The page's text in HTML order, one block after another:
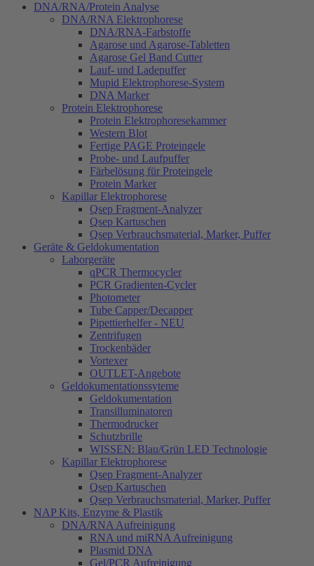
DNA/RNA/Protein Analyse
DNA/RNA Elektrophorese
DNA/RNA-Farbstoffe
Agarose und Agarose-Tabletten
Agarose Gel Band Cutter
Lauf- und Ladepuffer
Mupid Elektrophorese-System
DNA Marker
Protein Elektrophorese
Protein Elektrophoresekammer
Western Blot
Fertige PAGE Proteingele
Probe- und Laufpuffer
Färbelösung für Proteingele
Protein Marker
Kapillar Elektrophorese
Qsep Fragment-Analyzer
Qsep Kartuschen
Qsep Verbrauchsmaterial, Marker, Puffer
Geräte & Geldokumentation
Laborgeräte
qPCR Thermocycler
PCR Gradienten-Cycler
Photometer
Tube Capper/Decapper
Pipettierhelfer - NEU
Zentrifugen
Trockenbäder
Vortexer
OUTLET-Angebote
Geldokumentationssyteme
Geldokumentation
Transilluminatoren
Thermodrucker
Schutzbrille
WISSEN: Blau/Grün LED Technologie
Kapillar Elektrophorese
Qsep Fragment-Analyzer
Qsep Kartuschen
Qsep Verbrauchsmaterial, Marker, Puffer
NAP Kits, Enzyme & Plastik
DNA/RNA Aufreinigung
RNA und miRNA Aufreinigung
Plasmid DNA
Gel/PCR Aufreinigung